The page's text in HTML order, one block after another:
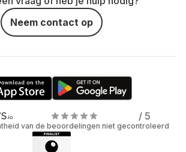
Neem contact op
/ 5
van de beoordelingen niet gecontroleerd